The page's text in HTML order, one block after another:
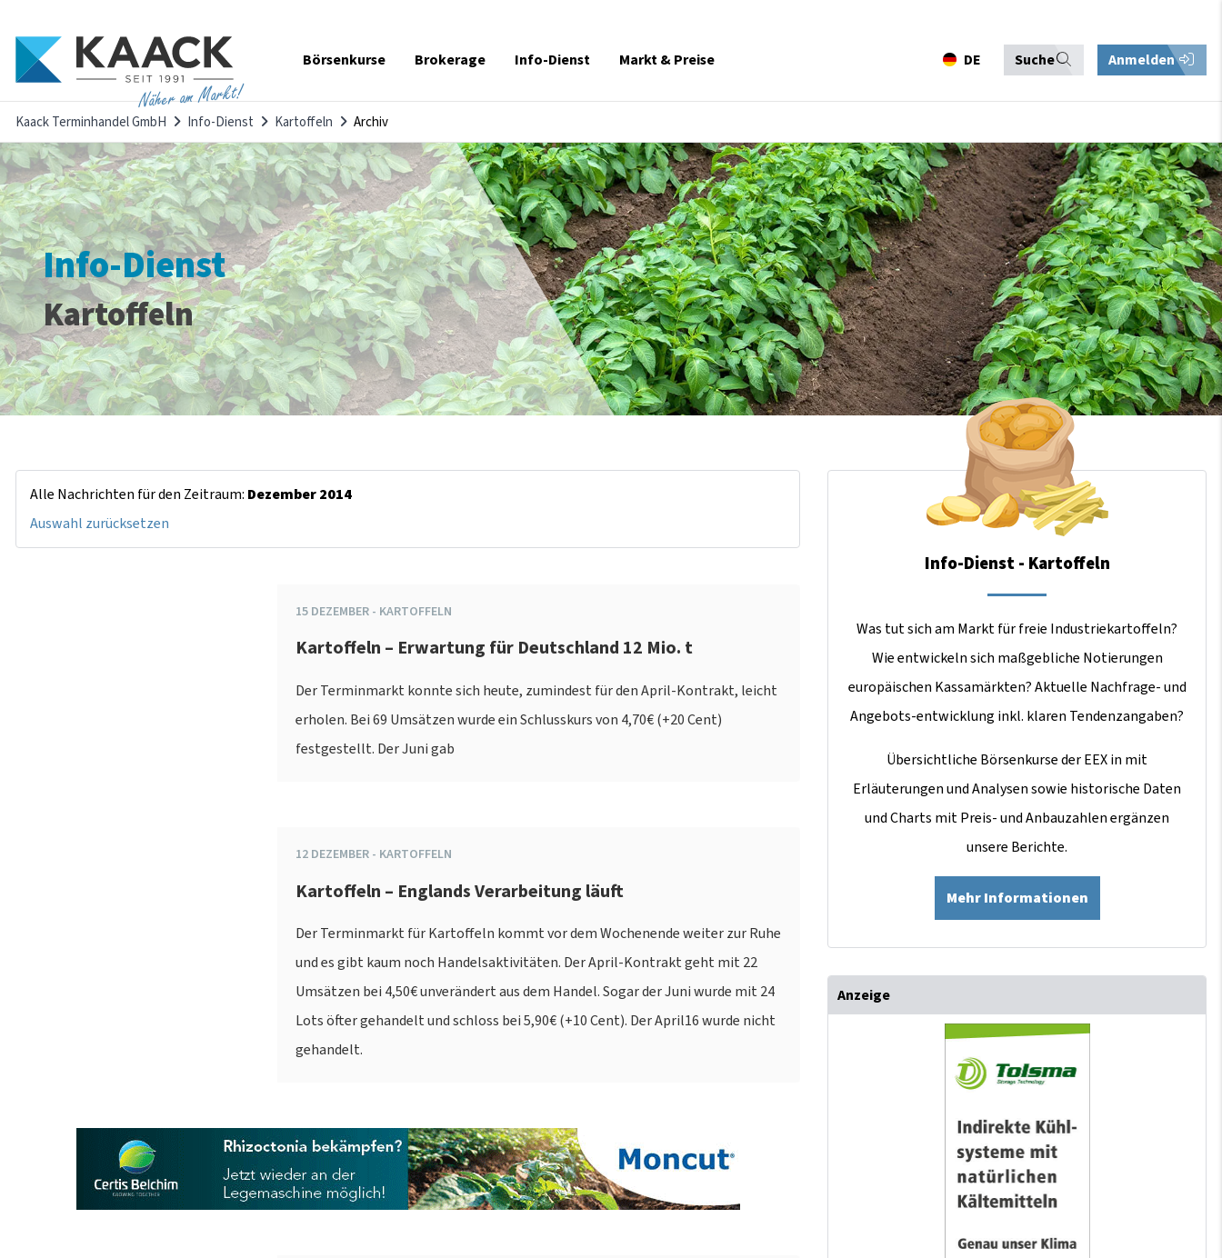
Näher am Markt!
Navigation
Börsenkurse Brokerage Info-Dienst Markt & Preise DE Suche Anmelden
Kaack Terminhandel GmbH Info-Dienst Kartoffeln Archiv
Info-Dienst
Kartoffeln
Alle Nachrichten für den Zeitraum: Dezember 2014
Auswahl zurücksetzen
15 DEZEMBER- KARTOFFELN
Kartoffeln – Erwartung für Deutschland 12 Mio. t
Der Terminmarkt konnte sich heute, zumindest für den April-Kontrakt, leicht
erholen. Bei 69 Umsätzen wurde ein Schlusskurs von 4,70€ (+20 Cent)
festgestellt. Der Juni gab
12 DEZEMBER- KARTOFFELN
Kartoffeln – Englands Verarbeitung läuft
Der Terminmarkt für Kartoffeln kommt vor dem Wochenende weiter zur Ruhe
und es gibt kaum noch Handelsaktivitäten. Der April-Kontrakt geht mit 22
Umsätzen bei 4,50€ unverändert aus dem Handel. Sogar der Juni wurde mit 24
Lots öfter gehandelt und schloss bei 5,90€ (+10 Cent). Der April16 wurde nicht
gehandelt.
Info-Dienst - Kartoffeln
Was tut sich am Markt für freie Industriekartoffeln?
Wie entwickeln sich maßgebliche Notierungen
europäischen Kassamärkten? Aktuelle Nachfrage- und
Angebots-entwicklung inkl. klaren Tendenzangaben?
Übersichtliche Börsenkurse der EEX in mit
Erläuterungen und Analysen sowie historische Daten
und Charts mit Preis- und Anbauzahlen ergänzen
unsere Berichte.
Mehr Informationen
Anzeige